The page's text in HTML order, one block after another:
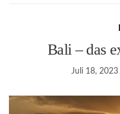
Bali – das
Juli 18, 2023